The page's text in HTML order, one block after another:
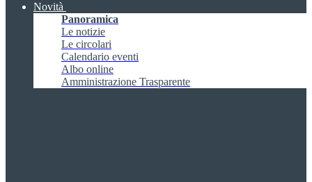
Novità
Panoramica
Le notizie
Le circolari
Calendario eventi
Albo online
Amministrazione Trasparente